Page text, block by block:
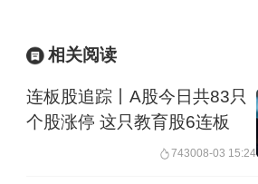
相关阅读
连板股追踪丨A股今日共83只
个股涨停 这只教育股6连板
743008-03 15:24